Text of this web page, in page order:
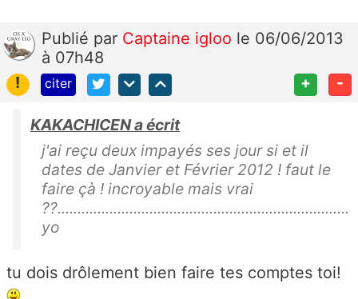
Publié par Captaine igloo le 06/06/2013
à 07h48
!
citer + -
KAKACHICEN a écrit
j'ai reçu deux impayés ses jour si et il
dates de Janvier et Février 2012 ! faut le
faire çà ! incroyable mais vrai
??.........................................................................
yo
tu dois drôlement bien faire tes comptes toi!